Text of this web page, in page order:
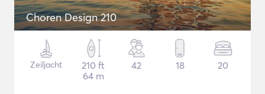
Choren Design 210
Zeiljacht
210 ft
64 m
42 18 20